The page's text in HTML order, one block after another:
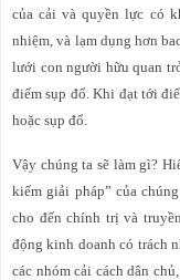
của cải và quyền lực có
nhiệm, và lạm dụng hơn
lưới con người hữu quan
điểm sụp đổ. Khi đạt tới
hoặc sụp đổ.
Vậy chúng ta sẽ làm gì?
kiếm giải pháp” của
cho đến chính trị và
động kinh doanh có trách
các nhóm cải cách dân